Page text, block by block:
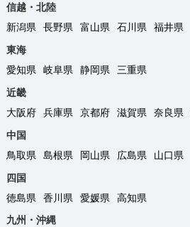
信越・北陸
新潟県
長野県 富山県 石川県
福井県
東海
愛知県
岐阜県 静岡県
三重県
近畿
大阪府
兵庫県 京都府 滋賀県 奈良県
中国
鳥取県
島根県 岡山県 広島県
山口県
四国
徳島県
香川県 愛媛県
高知県
九州・沖縄